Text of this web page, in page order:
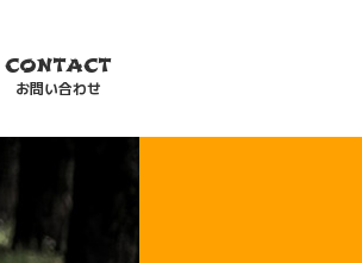
CONTACT
お問い合わせ